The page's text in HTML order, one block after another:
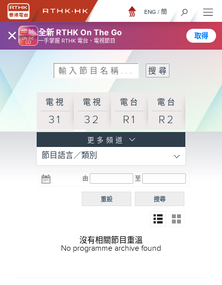
× 全新 RTHK On The Go
一手掌握 RTHK 電台、電視節目
取得
ENG / 簡
電視
31
電視
32
電台
R1
電台
R2
R3
電台 電台
R5
電台
普通
更多頻道
節目語言／類別
由 至
搜尋
重設
沒有相關節目重溫
No programme archive found